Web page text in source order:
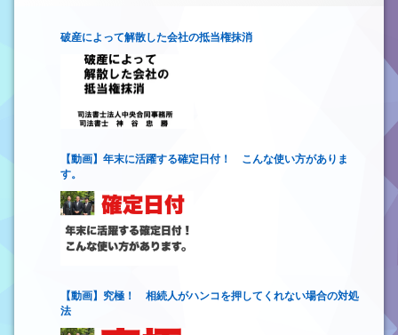
破産によって解散した会社の抵当権抹消
【動画】年末に活躍する確定日付！ こんな使い方がありま
す。
【動画】究極！ 相続人がハンコを押してくれない場合の対処
法